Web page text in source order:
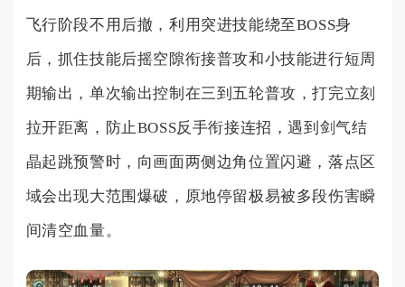
飞行阶段不用后撤，利用突进技能绕至BOSS身
后，抓住技能后摇空隙衔接普攻和小技能进行短周
期输出，单次输出控制在三到五轮普攻，打完立刻
拉开距离，防止BOSS反手衔接连招，遇到剑气结
晶起跳预警时，向画面两侧边角位置闪避，落点区
域会出现大范围爆破，原地停留极易被多段伤害瞬
间清空血量。